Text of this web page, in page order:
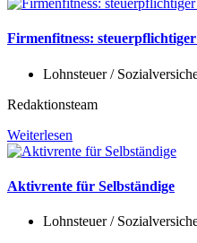
Firmenfitness:
Lohnsteuer /
Redaktionsteam
Weiterlesen
Aktivrente für Selbständige
Lohnsteuer /